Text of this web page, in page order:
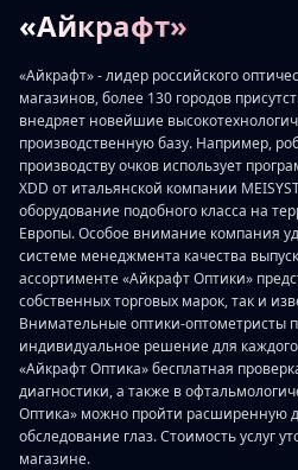
«Айкрафт»
«Айкрафт» - лидер российского
магазинов, более 130 городов
внедряет новейшие
производственную базу. Например,
производству очков использует
XDD от итальянской компании
оборудование подобного класса на
Европы. Особое внимание компания
системе менеджмента качества
ассортименте «Айкрафт Оптики»
собственных торговых марок, так и
Внимательные оптики-оптометристы
индивидуальное решение для
«Айкрафт Оптика» бесплатная
диагностики, а также в
Оптика» можно пройти расширенную
обследование глаз. Стоимость услуг
магазине.